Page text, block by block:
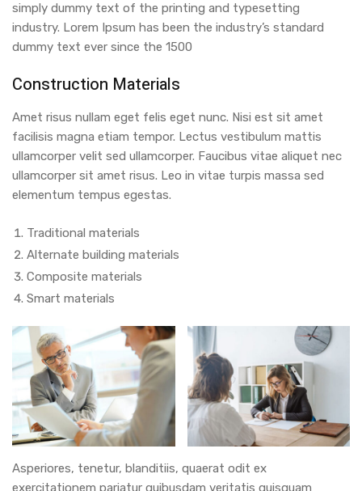
simply dummy text of the printing and typesetting
industry. Lorem Ipsum has been the industry’s standard
dummy text ever since the 1500
Construction Materials
Amet risus nullam eget felis eget nunc. Nisi est sit amet
facilisis magna etiam tempor. Lectus vestibulum mattis
ullamcorper velit sed ullamcorper. Faucibus vitae aliquet nec
ullamcorper sit amet risus. Leo in vitae turpis massa sed
elementum tempus egestas.
Traditional materials
Alternate building materials
Composite materials
Smart materials
Asperiores, tenetur, blanditiis, quaerat odit ex
exercitationem pariatur quibusdam veritatis quisquam